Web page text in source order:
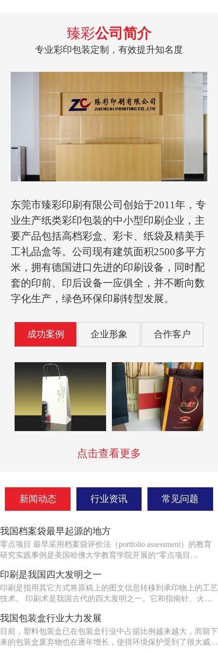
臻彩公司简介
专业彩印包装定制，有效提升知名度
东莞市臻彩印刷有限公司创始于2011年，专
业生产纸类彩印包装的中小型印刷企业，主
要产品包括高档彩盒、彩卡、纸袋及精美手
工礼品盒等。公司现有建筑面积2500多平方
米，拥有德国进口先进的印刷设备，同时配
套的印前、印后设备一应俱全，并不断向数
字化生产，绿色环保印刷转型发展。
成功案例 企业形象 合作客户
点击查看更多
新闻动态 行业资讯 常见问题
我国档案袋最早起源的地方
零点项目 最早采用档案袋评价法（portfolio assessment）的教育
研究实践事例是美国哈佛大学教育学院开展的“零点项目
家哥德曼（N.Goodman）发起了艺术教育活动。到了1972
年，“零点项目”由于得到了提...
印刷是我国四大发明之一
印刷是指用其它方式将原稿上的图文信息转移到承印物上的工艺
技术。 印刷术是我国古代的四大发明之一。它和指南针、火
一台快速印刷机，这以后才开始了印刷技术的机械化过程。
1860年，美国生产出第一批轮转机，以后德国相继生产了双色快
速印刷机...
我国包装盒行业大力发展
目前，塑料包装盒已在包装盒行业中占据比例越来越大，而留下
来的包装盒废弃物也在逐年增长，使得环境保护受到了很大威